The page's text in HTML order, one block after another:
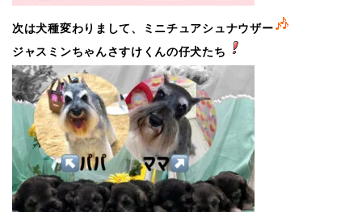
次は犬種変わりまして、ミニチュアシュナウザー
ジャスミンちゃんさすけくんの仔犬たち